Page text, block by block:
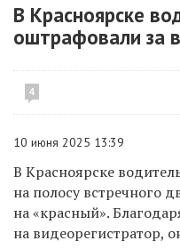
В Красноярске
оштрафовали за
4
10 июня 2025 13:39
В Красноярске
на полосу встречного
на «красный».
на видеорегистратор,